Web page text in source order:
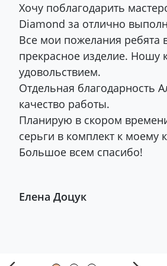
Хочу поблагодарить
Diamond за отлично
Все мои пожелания ребята
прекрасное изделие. Ношу
удовольствием.
Отдельная благодарность
качество работы.
Планирую в скором
серьги в комплект к моему
Большое всем спасибо!
Елена Доцук